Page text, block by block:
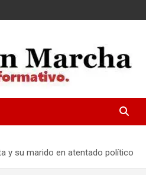
y su marido en atentado político